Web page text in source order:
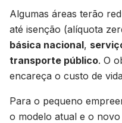
Algumas áreas terão
até isenção (alíquota
básica nacional,
transporte público. O
encareça o custo de
Para o pequeno
o modelo atual e o